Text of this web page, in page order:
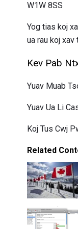
W1W 8SS
Yog tias koj
ua rau koj xav
Kev Pab
Yuav Muab
Yuav Ua Li
Koj Tus Cwj
Related